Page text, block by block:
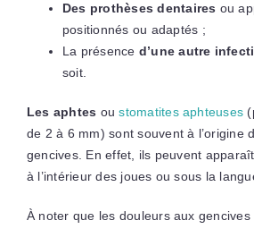
Des prothèses dentaires ou
positionnés ou adaptés ;
La présence d’une autre
soit.
Les aphtes oustomatites aphteuses
de 2 à 6 mm) sont souvent à l’origine
gencives. En effet, ils peuvent
à l’intérieur des joues ou sous la
À noter que les douleurs aux